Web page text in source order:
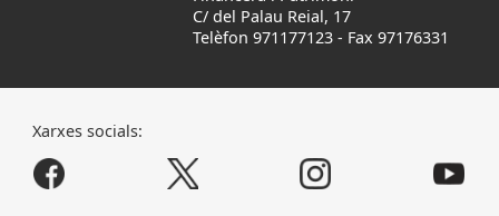
C/ del Palau Reial, 17
Telèfon 971177123 - Fax 97176331
Xarxes socials: